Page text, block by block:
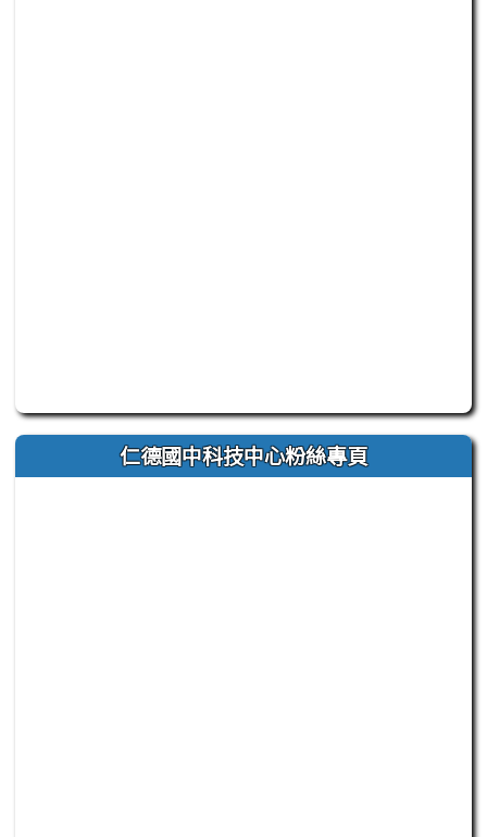
此為臺南市立仁德國中官方 Facebook 粉絲專頁嵌入區塊
仁德國中科技中心粉絲專頁